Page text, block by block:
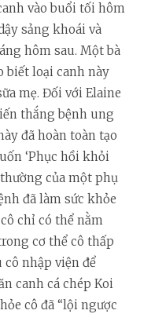
vào buổi tối hôm
sảng khoái và
hôm sau. Một bà
biết loại canh này
mẹ. Đối với Elaine
thắng bệnh ung
đã hoàn toàn tạo
‘Phục hồi khỏi
của một phụ
đã làm sức khỏe
chỉ có thể nằm
cơ thể cô thấp
cô nhập viện để
canh cá chép Koi
cô đã “lội ngược